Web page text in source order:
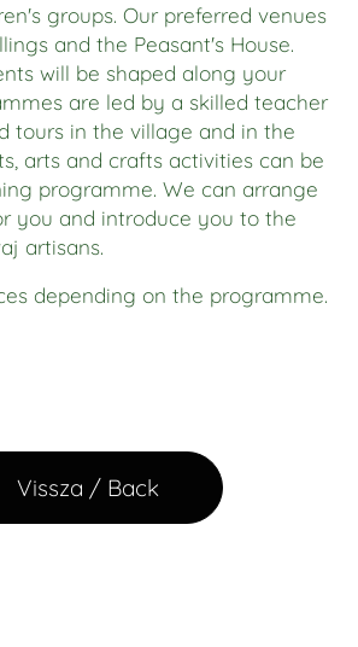
groups. Our preferred venues
and the Peasant's House.
will be shaped along your
are led by a skilled teacher
tours in the village and in the
arts and crafts activities can be
programme. We can arrange
you and introduce you to the
artisans.
depending on the programme.
Vissza / Back